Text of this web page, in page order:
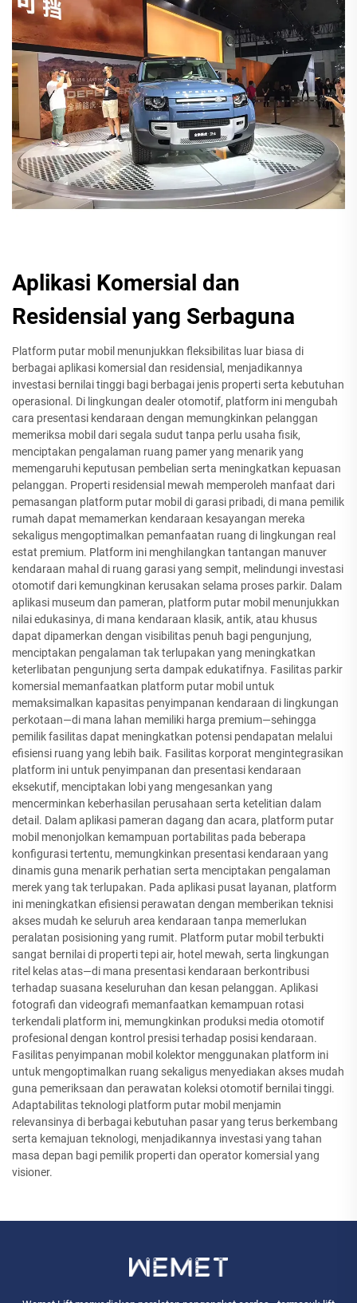
Aplikasi Komersial dan
Residensial yang Serbaguna
Platform putar mobil menunjukkan fleksibilitas luar biasa di
berbagai aplikasi komersial dan residensial, menjadikannya
investasi bernilai tinggi bagi berbagai jenis properti serta kebutuhan
operasional. Di lingkungan dealer otomotif, platform ini mengubah
cara presentasi kendaraan dengan memungkinkan pelanggan
memeriksa mobil dari segala sudut tanpa perlu usaha fisik,
menciptakan pengalaman ruang pamer yang menarik yang
memengaruhi keputusan pembelian serta meningkatkan kepuasan
pelanggan. Properti residensial mewah memperoleh manfaat dari
pemasangan platform putar mobil di garasi pribadi, di mana pemilik
rumah dapat memamerkan kendaraan kesayangan mereka
sekaligus mengoptimalkan pemanfaatan ruang di lingkungan real
estat premium. Platform ini menghilangkan tantangan manuver
kendaraan mahal di ruang garasi yang sempit, melindungi investasi
otomotif dari kemungkinan kerusakan selama proses parkir. Dalam
aplikasi museum dan pameran, platform putar mobil menunjukkan
nilai edukasinya, di mana kendaraan klasik, antik, atau khusus
dapat dipamerkan dengan visibilitas penuh bagi pengunjung,
menciptakan pengalaman tak terlupakan yang meningkatkan
keterlibatan pengunjung serta dampak edukatifnya. Fasilitas parkir
komersial memanfaatkan platform putar mobil untuk
memaksimalkan kapasitas penyimpanan kendaraan di lingkungan
perkotaan—di mana lahan memiliki harga premium—sehingga
pemilik fasilitas dapat meningkatkan potensi pendapatan melalui
efisiensi ruang yang lebih baik. Fasilitas korporat mengintegrasikan
platform ini untuk penyimpanan dan presentasi kendaraan
eksekutif, menciptakan lobi yang mengesankan yang
mencerminkan keberhasilan perusahaan serta ketelitian dalam
detail. Dalam aplikasi pameran dagang dan acara, platform putar
mobil menonjolkan kemampuan portabilitas pada beberapa
konfigurasi tertentu, memungkinkan presentasi kendaraan yang
dinamis guna menarik perhatian serta menciptakan pengalaman
merek yang tak terlupakan. Pada aplikasi pusat layanan, platform
ini meningkatkan efisiensi perawatan dengan memberikan teknisi
akses mudah ke seluruh area kendaraan tanpa memerlukan
peralatan posisioning yang rumit. Platform putar mobil terbukti
sangat bernilai di properti tepi air, hotel mewah, serta lingkungan
ritel kelas atas—di mana presentasi kendaraan berkontribusi
terhadap suasana keseluruhan dan kesan pelanggan. Aplikasi
fotografi dan videografi memanfaatkan kemampuan rotasi
terkendali platform ini, memungkinkan produksi media otomotif
profesional dengan kontrol presisi terhadap posisi kendaraan.
Fasilitas penyimpanan mobil kolektor menggunakan platform ini
untuk mengoptimalkan ruang sekaligus menyediakan akses mudah
guna pemeriksaan dan perawatan koleksi otomotif bernilai tinggi.
Adaptabilitas teknologi platform putar mobil menjamin
relevansinya di berbagai kebutuhan pasar yang terus berkembang
serta kemajuan teknologi, menjadikannya investasi yang tahan
masa depan bagi pemilik properti dan operator komersial yang
visioner.